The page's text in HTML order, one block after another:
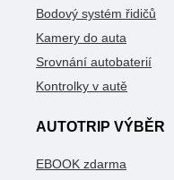
Bodový systém řidičů
Kamery do auta
Srovnání autobaterií
Kontrolky v autě
AUTOTRIP VÝBĚR
EBOOK zdarma